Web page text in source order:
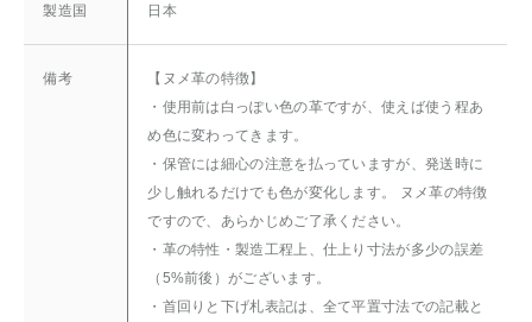
製造国 日本
備考
【ヌメ革の特徴】
・使用前は白っぽい色の革ですが、使えば使う程あ
め色に変わってきます。
・保管には細心の注意を払っていますが、発送時に
少し触れるだけでも色が変化します。 ヌメ革の特徴
ですので、あらかじめご了承ください。
・革の特性・製造工程上、仕上り寸法が多少の誤差
（5%前後）がございます。
・首回りと下げ札表記は、全て平置寸法での記載と